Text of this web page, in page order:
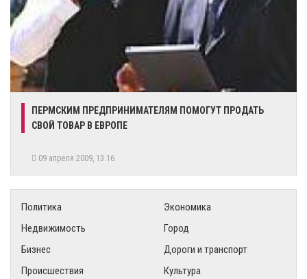
ПЕРМСКИМ ПРЕДПРИНИМАТЕЛЯМ ПОМОГУТ ПРОДАТЬ
СВОЙ ТОВАР В ЕВРОПЕ
09 апреля 2009, 13:16
Политика
Экономика
Недвижимость
Город
Бизнес
Дороги и транспорт
Происшествия
Культура